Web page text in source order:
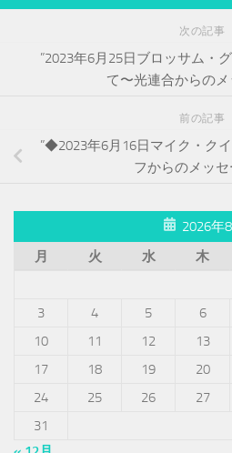
次の記事
”2023年6月25日ブロッサム・
て〜光連合からのメ
前の記事
”◆2023年6月16日マイク・ク
フからのメッ
2026年
月
火 水 木
3
4 5 6
10
11 12 13
17
18 19 20
24
25 26 27
31